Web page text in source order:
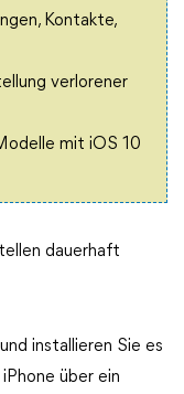
Kontakte,
verlorener
mit iOS 10
dauerhaft
installieren Sie es
über ein